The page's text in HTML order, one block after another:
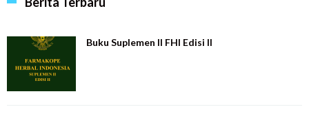
Buku Suplemen II FHI Edisi II